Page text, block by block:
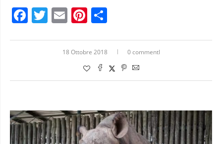
Facebook
Twitter
EmailPinterest
18 Ottobre 2018 0 commentI